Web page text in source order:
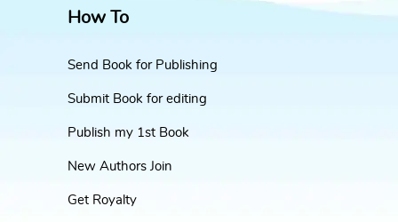
How To
Send Book for Publishing
Submit Book for editing
Publish my 1st Book
New Authors Join
Get Royalty